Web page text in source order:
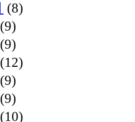
(8)
(9)
(9)
(12)
(9)
(9)
(10)